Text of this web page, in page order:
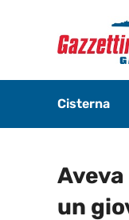
contenuto
Cisterna
un